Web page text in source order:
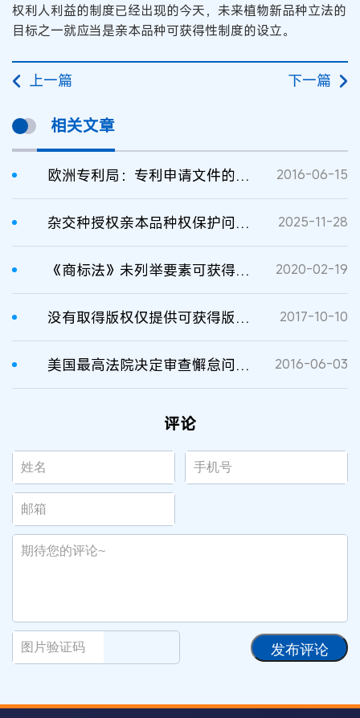
权利人利益的制度已经出现的今天，未来植物新品种立法的
目标之一就应当是亲本品种可获得性制度的设立。
上一篇 下一篇
相关文章
欧洲专利局：专利申请文件的公众可获得性标准 2016-06-15
杂交种授权亲本品种权保护问题研究 2025-11-28
《商标法》未列举要素可获得商标注册 2020-02-19
没有取得版权仅提供可获得版权产品的链接构成侵权吗？ 2017-10-10
美国最高法院决定审查懈怠问题和可获得版权保护主题问题 2016-06-03
评论
发布评论